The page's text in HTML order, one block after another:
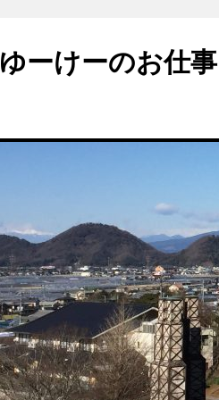
ゆーけーのお仕